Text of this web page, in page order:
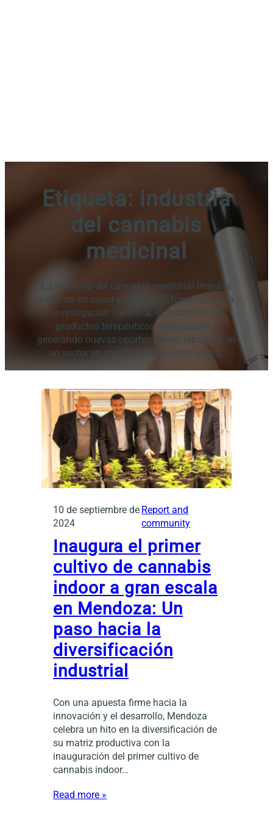
Etiqueta: industria
del cannabis
medicinal
La industria del cannabis medicinal impulsa
avances en salud y economía, fomentando la
investigación científica, el desarrollo de
productos terapéuticos innovadores y
generando nuevas oportunidades laborales en
un sector en constante expansión global.
10 de septiembre de
2024
Report and
community
Inaugura el primer
cultivo de cannabis
indoor a gran escala
en Mendoza: Un
paso hacia la
diversificación
industrial
Con una apuesta firme hacia la
innovación y el desarrollo, Mendoza
celebra un hito en la diversificación de
su matriz productiva con la
inauguración del primer cultivo de
cannabis indoor…
Read more »